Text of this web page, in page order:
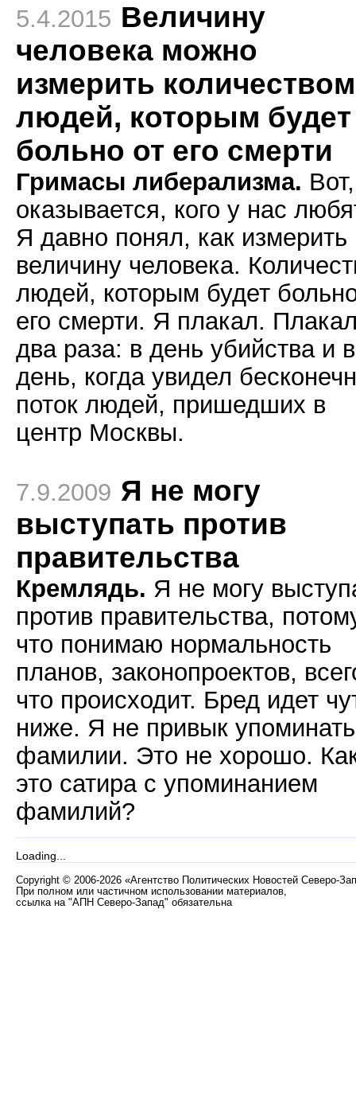
5.4.2015 Величину
человека можно
измерить количеством
людей, которым будет
больно от его смерти
Гримасы либерализма. Вот,
оказывается, кого у нас
Я давно понял, как измерить
величину человека.
людей, которым будет
его смерти. Я плакал.
два раза: в день убийства и в
день, когда увидел
поток людей, пришедших в
центр Москвы.
7.9.2009 Я не могу
выступать против
правительства
Кремлядь. Я не могу
против правительства,
что понимаю нормальность
планов, законопроектов,
что происходит. Бред идет
ниже. Я не привык упоминать
фамилии. Это не хорошо.
это сатира с упоминанием
фамилий?
Loading...
Copyright © 2006-2026 «Агентство Политических Новостей Северо-
При полном или частичном использовании материалов,
ссылка на "АПН Северо-Запад" обязательна